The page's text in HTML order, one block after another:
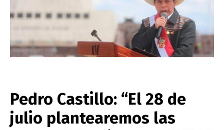
Pedro Castillo: “El 28 de
julio plantearemos las